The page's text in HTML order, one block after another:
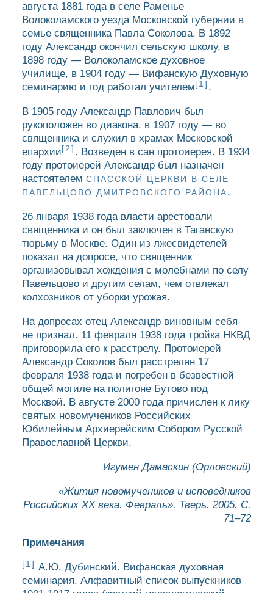
августа 1881 года в селе Раменье
Волоколамского уезда Московской губернии в
семье священника Павла Соколова. В 1892
году Александр окончил сельскую школу, в
1898 году — Волоколамское духовное
училище, в 1904 году — Вифанскую Духовную
семинарию и год работал учителем[1] .
В 1905 году Александр Павлович был
рукоположен во диакона, в 1907 году — во
священника и служил в храмах Московской
епархии[2] . Возведен в сан протоиерея. В 1934
году протоиерей Александр был назначен
настоятелем СПАССКОЙ ЦЕРКВИ В СЕЛЕ
ПАВЕЛЬЦОВО ДМИТРОВСКОГО РАЙОНА.
26 января 1938 года власти арестовали
священника и он был заключен в Таганскую
тюрьму в Москве. Один из лжесвидетелей
показал на допросе, что священник
организовывал хождения с молебнами по селу
Павельцово и другим селам, чем отвлекал
колхозников от уборки урожая.
На допросах отец Александр виновным себя
не признал. 11 февраля 1938 года тройка НКВД
приговорила его к расстрелу. Протоиерей
Александр Соколов был расстрелян 17
февраля 1938 года и погребен в безвестной
общей могиле на полигоне Бутово под
Москвой. В августе 2000 года причислен к лику
святых новомучеников Российских
Юбилейным Архиерейским Собором Русской
Православной Церкви.
Игумен Дамаскин (Орловский)
«Жития новомучеников и исповедников
Российских ХХ века. Февраль». Тверь. 2005. С.
71–72
Примечания
[1] А.Ю. Дубинский. Вифанская духовная
семинария. Алфавитный список выпускников